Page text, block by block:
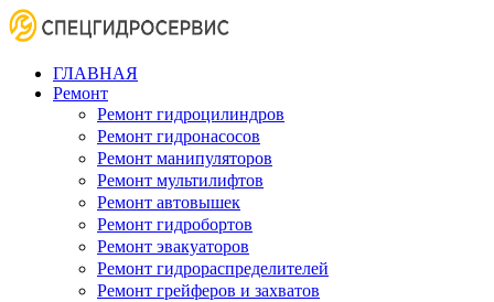
ГЛАВНАЯ
Ремонт
Ремонт гидроцилиндров
Ремонт гидронасосов
Ремонт манипуляторов
Ремонт мультилифтов
Ремонт автовышек
Ремонт гидробортов
Ремонт эвакуаторов
Ремонт гидрораспределителей
Ремонт грейферов и захватов